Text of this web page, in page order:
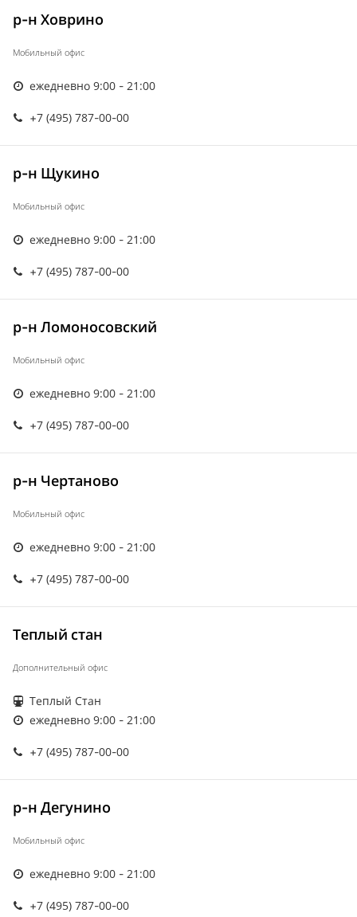
р-н Ховрино
Мобильный офис
ежедневно 9:00 - 21:00
+7 (495) 787-00-00
р-н Щукино
Мобильный офис
ежедневно 9:00 - 21:00
+7 (495) 787-00-00
р-н Ломоносовский
Мобильный офис
ежедневно 9:00 - 21:00
+7 (495) 787-00-00
р-н Чертаново
Мобильный офис
ежедневно 9:00 - 21:00
+7 (495) 787-00-00
Теплый стан
Дополнительный офис
Теплый Стан
ежедневно 9:00 - 21:00
+7 (495) 787-00-00
р-н Дегунино
Мобильный офис
ежедневно 9:00 - 21:00
+7 (495) 787-00-00